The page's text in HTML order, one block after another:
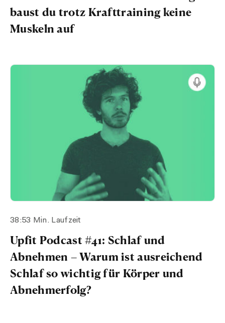
baust du trotz Krafttraining keine
Muskeln auf
Upfit Podcast #41: Schlaf und
Abnehmen – Warum ist ausreichend
Schlaf so wichtig für Körper und
Abnehmerfolg?
38:53 Min. Laufzeit